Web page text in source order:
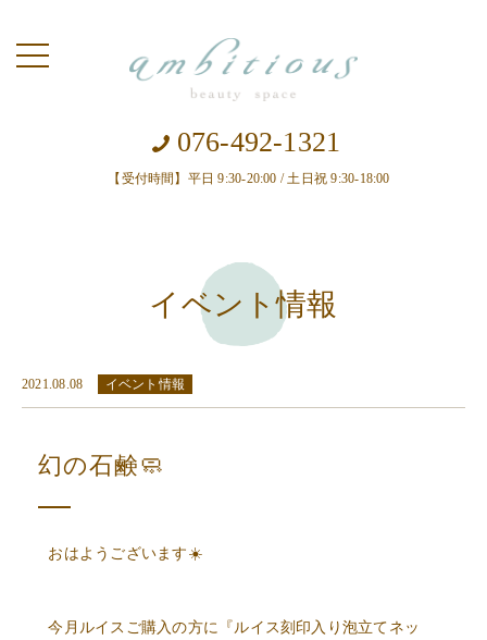
076-492-1321
【受付時間】平日 9:30-20:00 / 土日祝 9:30-18:00
toggle
navigation
イベント情報
2021.08.08 イベント情報
幻の石鹸🧼
おはようございます ☀️
今月ルイスご購入の方に『ルイス刻印入り泡立てネッ